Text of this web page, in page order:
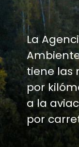
La
tiene las
por
a la
por